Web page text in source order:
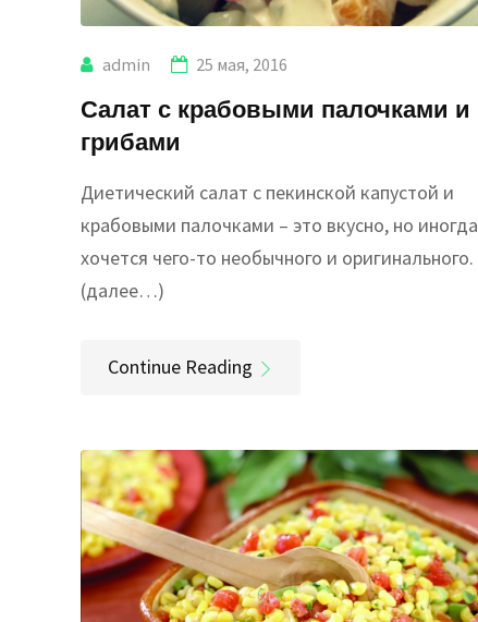
admin 25 мая, 2016
Салат с крабовыми палочками и
грибами
Диетический салат с пекинской капустой и
крабовыми палочками – это вкусно, но иногда
хочется чего-то необычного и оригинального.
(далее…)
Continue Reading